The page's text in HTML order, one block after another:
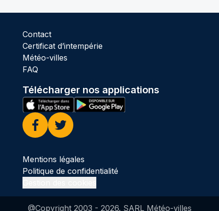
Contact
Certificat d’intempérie
Météo-villes
FAQ
Télécharger nos applications
Facebook
Twitter
Mentions légales
Politique de confidentialité
@Copyright 2003 - 2026. SARL Météo-villes